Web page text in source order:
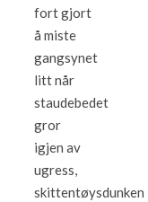
fort gjort
å miste
gangsynet
litt når
staudebedet
gror
igjen av
ugress,
skittentøysdunken